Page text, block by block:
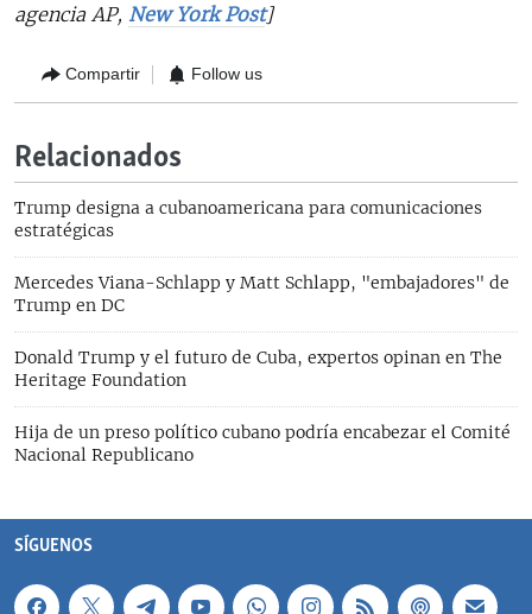
agencia AP, New York Post]
Compartir Follow us
Relacionados
Trump designa a cubanoamericana para comunicaciones
estratégicas
Mercedes Viana-Schlapp y Matt Schlapp, "embajadores" de
Trump en DC
Donald Trump y el futuro de Cuba, expertos opinan en The
Heritage Foundation
Hija de un preso político cubano podría encabezar el Comité
Nacional Republicano
SÍGUENOS